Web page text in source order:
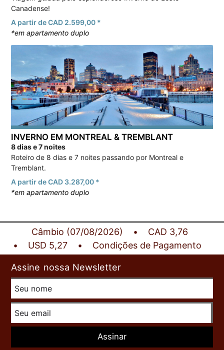
Canadense!
A partir de CAD 2.599,00 *
*em apartamento duplo
INVERNO EM MONTREAL & TREMBLANT
8 dias e 7 noites
Roteiro de 8 dias e 7 noites passando por Montreal e
Tremblant.
A partir de CAD 3.287,00 *
*em apartamento duplo
Câmbio (07/08/2026)
CAD 3,76
USD 5,27
Condições de Pagamento
Assine nossa Newsletter
Assinar